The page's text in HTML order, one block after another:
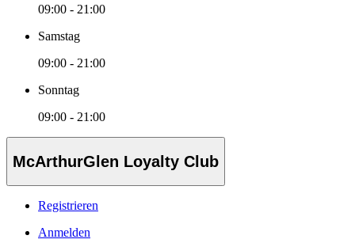
09:00 - 21:00
Samstag
09:00 - 21:00
Sonntag
09:00 - 21:00
McArthurGlen Loyalty Club
Registrieren
Anmelden